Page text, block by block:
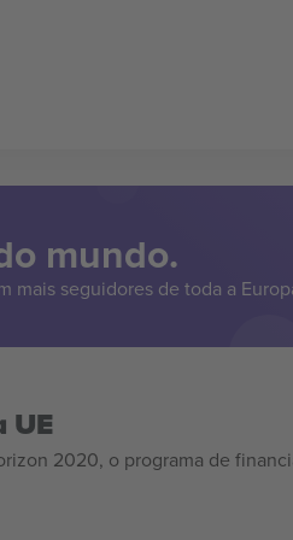
mundo.
mais seguidores de toda a
UE
2020, o programa de